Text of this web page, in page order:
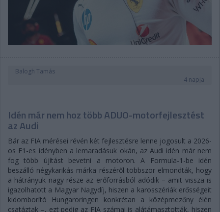
Balogh Tamás
4 napja
Idén már nem hoz több ADUO-motorfejlesztést
az Audi
Bár az FIA mérései révén két fejlesztésre lenne jogosult a 2026-
os F1-es idényben a lemaradásuk okán, az Audi idén már nem
fog több újítást bevetni a motoron. A Formula-1-be idén
beszálló négykarikás márka részéről többször elmondták, hogy
a hátrányuk nagy része az erőforrásból adódik – amit vissza is
igazolhatott a Magyar Nagydíj, hiszen a karosszériák erősségeit
kidomborító Hungaroringen konkrétan a középmezőny élén
csatáztak –, ezt pedig az FIA számai is alátámasztották, hiszen